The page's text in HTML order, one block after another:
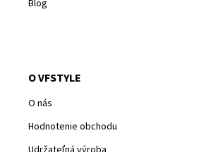
Blog
O VFSTYLE
O nás
Hodnotenie obchodu